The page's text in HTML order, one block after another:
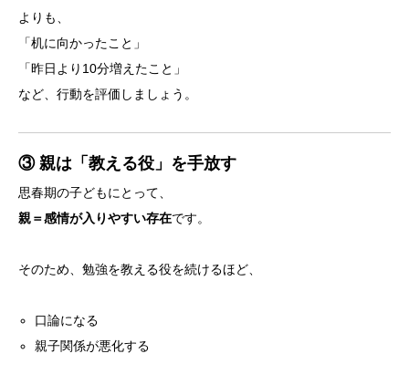
よりも、
「机に向かったこと」
「昨日より10分増えたこと」
など、行動を評価しましょう。
③ 親は「教える役」を手放す
思春期の子どもにとって、
親＝感情が入りやすい存在です。
そのため、勉強を教える役を続けるほど、
口論になる
親子関係が悪化する